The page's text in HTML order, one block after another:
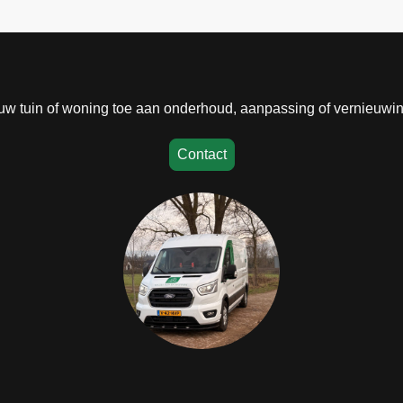
tuin of woning toe aan onderhoud, aanpassing of
Contact